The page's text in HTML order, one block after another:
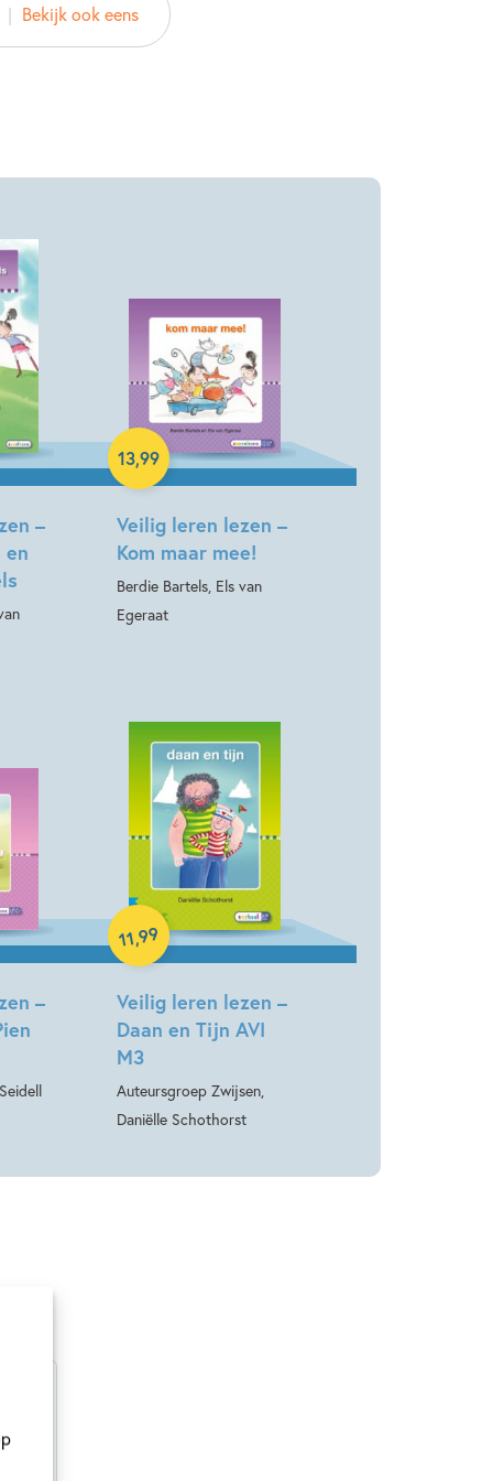
Bekijk ook eens
–
en
Veilig leren lezen –
Kom maar mee!
Berdie Bartels, Els van
Egeraat
13,99
Hardcover
–
Veilig leren lezen –
Daan en Tijn AVI
M3
Auteursgroep Zwijsen,
Daniëlle Schothorst
11,99
Hardcover